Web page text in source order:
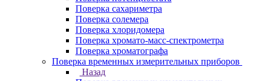
Поверка сахариметра
Поверка солемера
Поверка хлоридомера
Поверка хромато-масс-спектрометра
Поверка хроматографа
Поверка временных измерительных приборов
Назад